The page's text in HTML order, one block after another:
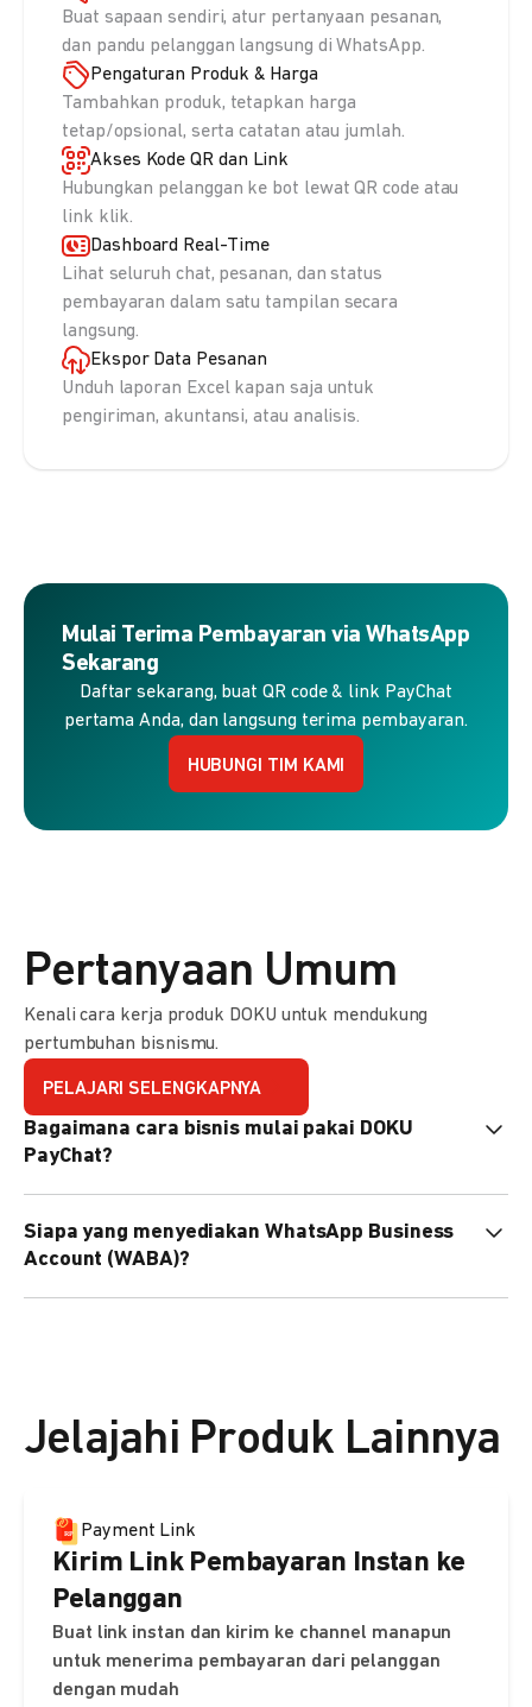
Buat sapaan sendiri, atur pertanyaan pesanan,
dan pandu pelanggan langsung di WhatsApp.
Pengaturan Produk & Harga
Tambahkan produk, tetapkan harga
tetap/opsional, serta catatan atau jumlah.
Akses Kode QR dan Link
Hubungkan pelanggan ke bot lewat QR code atau
link klik.
Dashboard Real-Time
Lihat seluruh chat, pesanan, dan status
pembayaran dalam satu tampilan secara
langsung.
Ekspor Data Pesanan
Unduh laporan Excel kapan saja untuk
pengiriman, akuntansi, atau analisis.
Mulai Terima Pembayaran via WhatsApp
Sekarang
Daftar sekarang, buat QR code & link PayChat
pertama Anda, dan langsung terima pembayaran.
HUBUNGI TIM KAMI
Pertanyaan Umum
Kenali cara kerja produk DOKU untuk mendukung
pertumbuhan bisnismu.
PELAJARI SELENGKAPNYA
Bagaimana cara bisnis mulai pakai DOKU
PayChat?
nanti tim kami bantu setup. Bisa juga pakai nomor
WhatsApp bisnis yang sudah dimiliki sendiri, atau dari
DOKU yang buatkan WhatsApp Bisnis terverifikasi juga
Siapa yang menyediakan WhatsApp Business
Account (WABA)?
Jelajahi Produk Lainnya
Payment Link
Kirim Link Pembayaran Instan ke
Pelanggan
Buat link instan dan kirim ke channel manapun
untuk menerima pembayaran dari pelanggan
dengan mudah